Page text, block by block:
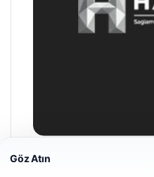
Prenses Night Club
Göz Atın